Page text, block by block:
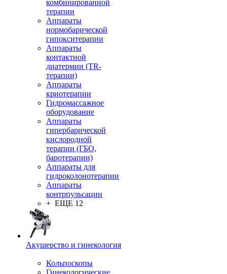
комбинированной
терапии
Аппараты
нормобарической
гипокситерапии
Аппараты
контактной
диатермии (TR-
терапии)
Аппараты
криотерапии
Гидромассажное
оборудование
Аппараты
гипербарической
кислородной
терапии (ГБО,
баротерапии)
Аппараты для
гидроколонотерапии
Аппараты
контрпульсации
+ ЕЩЕ 12
Акушерство и гинекология
Кольпоскопы
Гинекологические